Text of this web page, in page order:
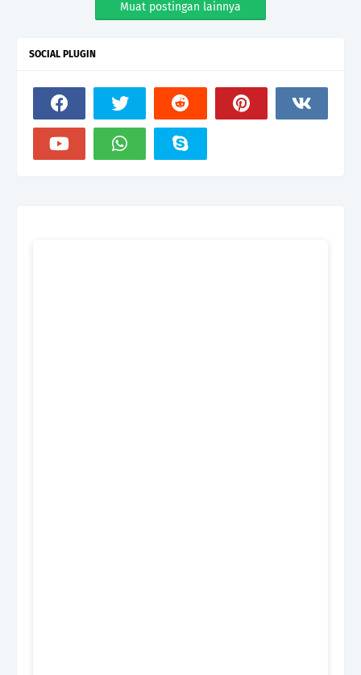
Muat postingan lainnya
SOCIAL PLUGIN